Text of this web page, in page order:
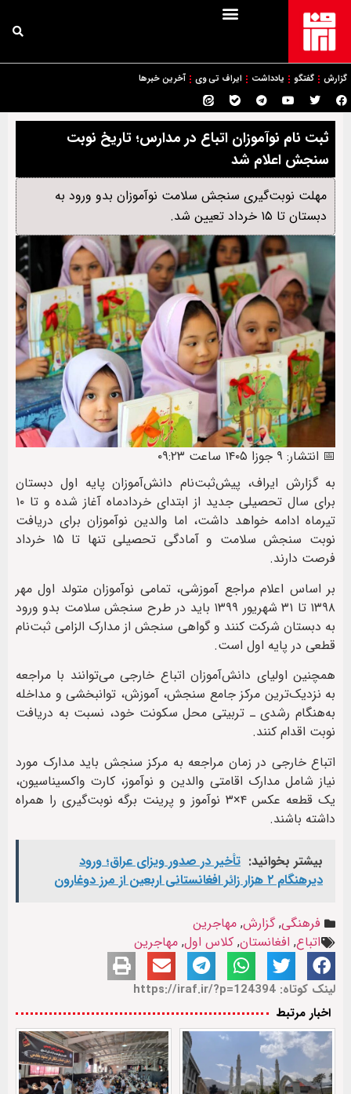
گزارش گفتگو یادداشت ایراف تی وی آخرین خبرها
ثبت نام نوآموزان اتباع در مدارس؛ تاریخ نوبت
سنجش اعلام شد
مهلت نوبت‌گیری سنجش سلامت نوآموزان بدو ورود به
دبستان تا ۱۵ خرداد تعیین شد.
📅 انتشار: ۹ جوزا ۱۴۰۵ ساعت ۰۹:۲۳
به گزارش ایراف، پیش‌ثبت‌نام دانش‌آموزان پایه اول دبستان
برای سال تحصیلی جدید از ابتدای خردادماه آغاز شده و تا ۱۰
تیرماه ادامه خواهد داشت، اما والدین نوآموزان برای دریافت
نوبت سنجش سلامت و آمادگی تحصیلی تنها تا ۱۵ خرداد
فرصت دارند.
بر اساس اعلام مراجع آموزشی، تمامی نوآموزان متولد اول مهر
۱۳۹۸ تا ۳۱ شهریور ۱۳۹۹ باید در طرح سنجش سلامت بدو ورود
به دبستان شرکت کنند و گواهی سنجش از مدارک الزامی ثبت‌نام
قطعی در پایه اول است.
همچنین اولیای دانش‌آموزان اتباع خارجی می‌توانند با مراجعه
به نزدیک‌ترین مرکز جامع سنجش، آموزش، توانبخشی و مداخله
به‌هنگام رشدی ـ تربیتی محل سکونت خود، نسبت به دریافت
نوبت اقدام کنند.
اتباع خارجی در زمان مراجعه به مرکز سنجش باید مدارک مورد
نیاز شامل مدارک اقامتی والدین و نوآموز، کارت واکسیناسیون،
یک قطعه عکس ۴×۳ نوآموز و پرینت برگه نوبت‌گیری را همراه
داشته باشند.
بیشتر بخوانید: تأخیر در صدور ویزای عراق؛ ورود
دیرهنگام ۲ هزار زائر افغانستانی اربعین از مرز دوغارون
فرهنگی,گزارش, مهاجرین
اتباع, افغانستان, کلاس اول, مهاجرین
لینک کوتاه: https://iraf.ir/?p=124394
اخبار مرتبط